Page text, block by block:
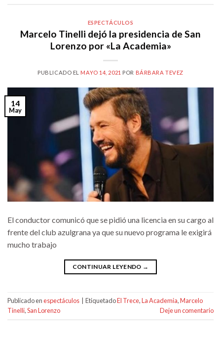
ESPECTÁCULOS
Marcelo Tinelli dejó la presidencia de San
Lorenzo por «La Academia»
PUBLICADO EL MAYO 14, 2021 POR BÁRBARA TEVEZ
14
May
El conductor comunicó que se pidió una licencia en su cargo al
frente del club azulgrana ya que su nuevo programa le exigirá
mucho trabajo
CONTINUAR LEYENDO →
Publicado enespectáculos EtiquetadoEl Trece,La Academia,Marcelo
Tinelli,San Lorenzo Deje un comentario